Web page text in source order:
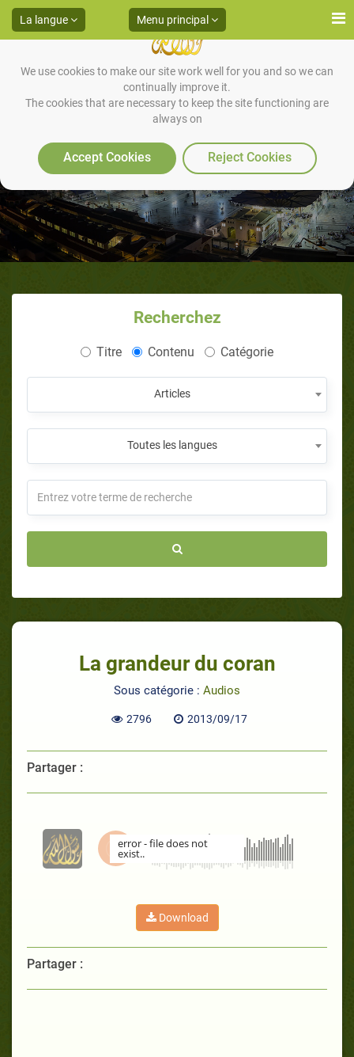
We use cookies to make our site work well for you and so we can
continually improve it.
The cookies that are necessary to keep the site functioning are
always on
Accept Cookies Reject Cookies
La langue Menu principal
La grandeur du coran
Recherchez
Titre Contenu Catégorie
Articles
Toutes les langues
La grandeur du coran
Sous catégorie : Audios
2796 2013/09/17
Partager :
error - file does not
exist..
Download
Partager :